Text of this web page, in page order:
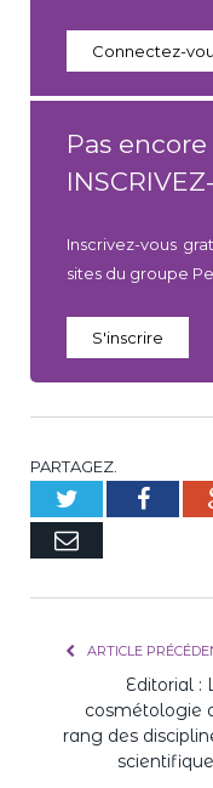
Connectez-
Pas
Inscrivez-vous
sites du groupe
S'inscrire
PARTAGEZ.
Twitter
E-
ARTICLE
Editorial :
cosmétologie
rang des